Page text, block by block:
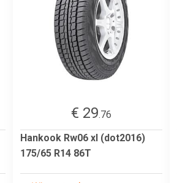
€ 29.76
Hankook Rw06 xl (dot2016)
175/65 R14 86T